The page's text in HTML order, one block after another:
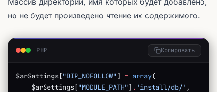
Массив директорий, имя которых будет добавлено,
но не будет произведено чтение их содержимого:
PHP Копировать
$arSettings["DIR_NOFOLLOW"] = array(
    $arSettings[
"MODULE_PATH"] . 'install/db/' ,